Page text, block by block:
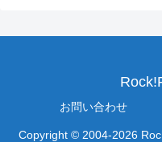
お問い合わせ
Copyright © 2004-2026